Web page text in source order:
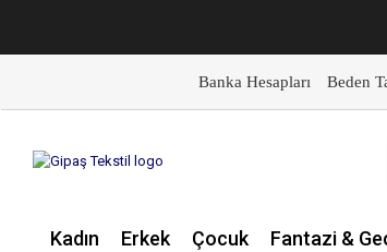
Banka Hesapları Beden
Kadın Erkek Çocuk Fantazi &